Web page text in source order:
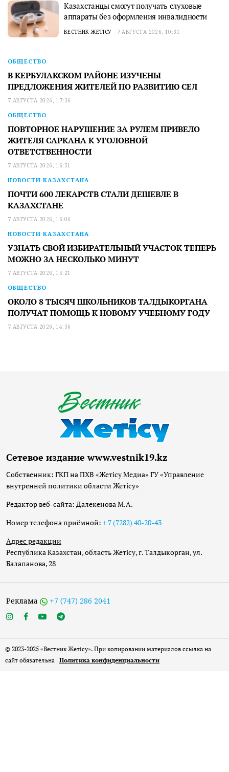
Казахстанцы смогут получать слуховые
аппараты без оформления инвалидности
ВЕСТНИК ЖЕТІСУ 7 АВГУСТА 2026, 10:31
ОБЩЕСТВО
В КЕРБУЛАКСКОМ РАЙОНЕ ИЗУЧЕНЫ
ПРЕДЛОЖЕНИЯ ЖИТЕЛЕЙ ПО РАЗВИТИЮ СЕЛ
7 АВГУСТА 2026, 17:36
ОБЩЕСТВО
ПОВТОРНОЕ НАРУШЕНИЕ ЗА РУЛЕМ ПРИВЕЛО
ЖИТЕЛЯ САРКАНА К УГОЛОВНОЙ
ОТВЕТСТВЕННОСТИ
7 АВГУСТА 2026, 16:51
НОВОСТИ КАЗАХСТАНА
ПОЧТИ 600 ЛЕКАРСТВ СТАЛИ ДЕШЕВЛЕ В
КАЗАХСТАНЕ
7 АВГУСТА 2026, 16:06
НОВОСТИ КАЗАХСТАНА
УЗНАТЬ СВОЙ ИЗБИРАТЕЛЬНЫЙ УЧАСТОК ТЕПЕРЬ
МОЖНО ЗА НЕСКОЛЬКО МИНУТ
7 АВГУСТА 2026, 15:21
ОБЩЕСТВО
ОКОЛО 8 ТЫСЯЧ ШКОЛЬНИКОВ ТАЛДЫКОРГАНА
ПОЛУЧАТ ПОМОЩЬ К НОВОМУ УЧЕБНОМУ ГОДУ
7 АВГУСТА 2026, 14:36
Сетевое издание www.vestnik19.kz
Собственник: ГКП на ПХВ «Жетісу Медиа» ГУ «Управление
внутренней политики области Жетісу»
Редактор веб-сайта: Далекенова М.А.
Номер телефона приёмной: + 7 (7282) 40-20-43
Адрес редакции
Республика Казахстан, область Жетісу, г. Талдыкорган, ул.
Балапанова, 28
Реклама +7 (747) 286 2041
© 2023-2025 «Вестник Жетісу». При копировании материалов ссылка на
сайт обязательна | Политика конфиденциальности